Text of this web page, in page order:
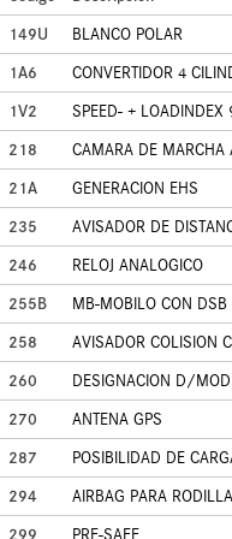
149U
BLANCO POLAR
1A6
CONVERTIDOR 4
1V2
SPEED- + LOADINDEX
218
CAMARA DE MARCHA
21A
GENERACION EHS
235
AVISADOR DE
246
RELOJ ANALOGICO
255B
MB-MOBILO CON DSB
258
AVISADOR COLISION
260
DESIGNACION D/
270
ANTENA GPS
287
POSIBILIDAD DE
294
AIRBAG PARA
299
PRE-SAFE